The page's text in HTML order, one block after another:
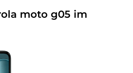
moto g05 im